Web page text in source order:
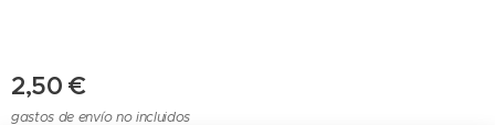
2,50 €
gastos de envío no incluidos